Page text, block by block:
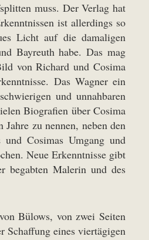
muss. Der Verlag hat
ist allerdings so
Licht auf die damaligen
Bayreuth habe. Das mag
von Richard und Cosima
Das Wagner ein
und unnahbaren
Biografien über Cosima
zu nennen, neben den
Cosimas Umgang und
Neue Erkenntnisse gibt
begabten Malerin und des
Bülows, von zwei Seiten
Schaffung eines viertägigen